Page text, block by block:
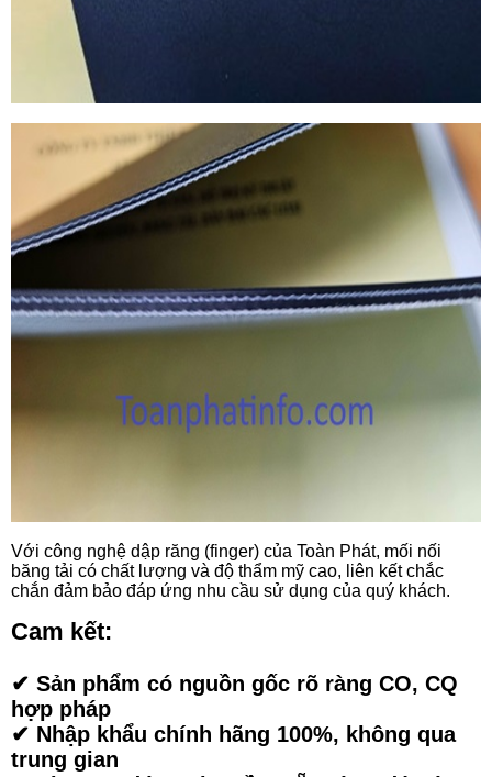
Với công nghệ dập răng (finger) của Toàn Phát, mối nối
băng tải có chất lượng và độ thẩm mỹ cao, liên kết chắc
chắn đảm bảo đáp ứng nhu cầu sử dụng của quý khách.
Cam kết:
✔ Sản phẩm có nguồn gốc rõ ràng CO, CQ
hợp pháp
✔ Nhập khẩu chính hãng 100%, không qua
trung gian